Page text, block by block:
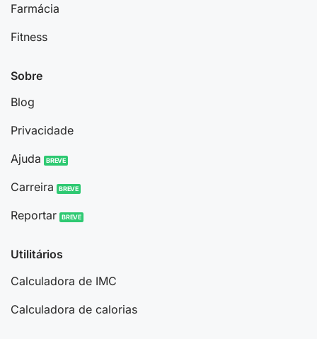
Farmácia
Fitness
Sobre
Blog
Privacidade
Ajuda
Carreira
Reportar
Utilitários
Calculadora de IMC
Calculadora de calorias